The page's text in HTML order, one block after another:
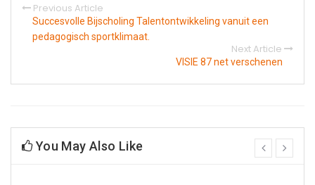
Previous Article
Succesvolle Bijscholing Talentontwikkeling vanuit een
pedagogisch sportklimaat.
Next Article
VISIE 87 net verschenen
You May Also Like
prev